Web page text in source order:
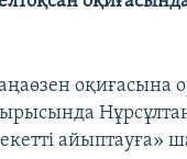
оқиғасына
айыптауға»